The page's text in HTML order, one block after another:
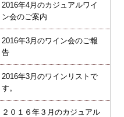
2016年4月のカジュアルワイ
ン会のご案内
2016年3月のワイン会のご報
告
2016年3月のワインリストで
す。
２０１６年３月のカジュアル